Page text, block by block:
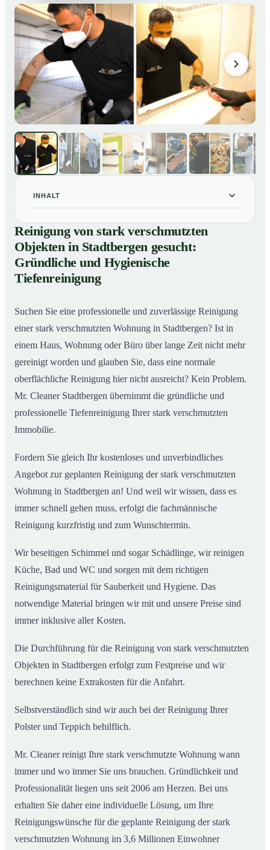
INHALT
01Reinigung von stark verschmutzten Objekten in
Stadtbergen gesucht: Gründliche und Hygienische
Tiefenreinigung
02So reinigen unsere Profis stark verschmutzte
Wohnungen in Stadtbergen
Reinigung von stark verschmutzten
Objekten in Stadtbergen gesucht:
Gründliche und Hygienische
Tiefenreinigung
Suchen Sie eine professionelle und zuverlässige Reinigung
einer stark verschmutzten Wohnung in Stadtbergen? Ist in
einem Haus, Wohnung oder Büro über lange Zeit nicht mehr
gereinigt worden und glauben Sie, dass eine normale
oberflächliche Reinigung hier nicht ausreicht? Kein Problem.
Mr. Cleaner Stadtbergen übernimmt die gründliche und
professionelle Tiefenreinigung Ihrer stark verschmutzten
Immobilie.
Fordern Sie gleich Ihr kostenloses und unverbindliches
Angebot zur geplanten Reinigung der stark verschmutzten
Wohnung in Stadtbergen an! Und weil wir wissen, dass es
immer schnell gehen muss, erfolgt die fachmännische
Reinigung kurzfristig und zum Wunschtermin.
Wir beseitigen Schimmel und sogar Schädlinge, wir reinigen
Küche, Bad und WC und sorgen mit dem richtigen
Reinigungsmaterial für Sauberkeit und Hygiene. Das
notwendige Material bringen wir mit und unsere Preise sind
immer inklusive aller Kosten.
Die Durchführung für die Reinigung von stark verschmutzten
Objekten in Stadtbergen erfolgt zum Festpreise und wir
berechnen keine Extrakosten für die Anfahrt.
Selbstverständlich sind wir auch bei der Reinigung Ihrer
Polster und Teppich behilflich.
Mr. Cleaner reinigt Ihre stark verschmutzte Wohnung wann
immer und wo immer Sie uns brauchen. Gründlichkeit und
Professionalität liegen uns seit 2006 am Herzen. Bei uns
erhalten Sie daher eine individuelle Lösung, um Ihre
Reinigungswünsche für die geplante Reinigung der stark
verschmutzten Wohnung im 3,6 Millionen Einwohner